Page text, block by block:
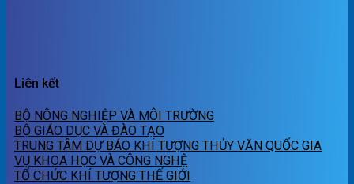
Liên kết
BỘ NÔNG NGHIỆP VÀ MÔI TRƯỜNG
BỘ GIÁO DỤC VÀ ĐÀO TẠO
TRUNG TÂM DỰ BÁO KHÍ TƯỢNG THỦY VĂN QUỐC GIA
VỤ KHOA HỌC VÀ CÔNG NGHỆ
TỔ CHỨC KHÍ TƯỢNG THẾ GIỚI